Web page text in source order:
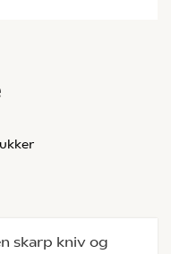
skarp kniv og